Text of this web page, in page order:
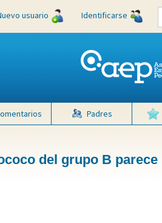
usuario Identificarse
Padres
del grupo B parece